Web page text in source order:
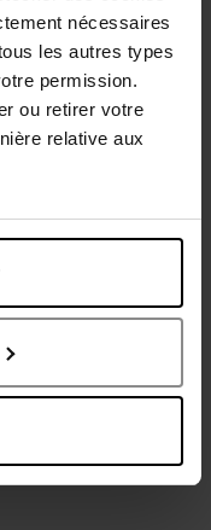
nécessaires
les autres types
permission.
ou retirer votre
relative aux
?